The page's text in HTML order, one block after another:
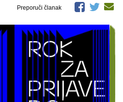
Preporuči članak